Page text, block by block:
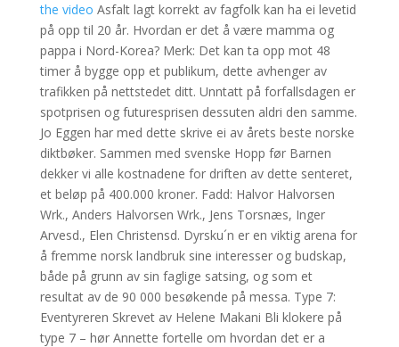
the video Asfalt lagt korrekt av fagfolk kan ha ei levetid
på opp til 20 år. Hvordan er det å være mamma og
pappa i Nord-Korea? Merk: Det kan ta opp mot 48
timer å bygge opp et publikum, dette avhenger av
trafikken på nettstedet ditt. Unntatt på forfallsdagen er
spotprisen og futuresprisen dessuten aldri den samme.
Jo Eggen har med dette skrive ei av årets beste norske
diktbøker. Sammen med svenske Hopp før Barnen
dekker vi alle kostnadene for driften av dette senteret,
et beløp på 400.000 kroner. Fadd: Halvor Halvorsen
Wrk., Anders Halvorsen Wrk., Jens Torsnæs, Inger
Arvesd., Elen Christensd. Dyrsku´n er en viktig arena for
å fremme norsk landbruk sine interesser og budskap,
både på grunn av sin faglige satsing, og som et
resultat av de 90 000 besøkende på messa. Type 7:
Eventyreren Skrevet av Helene Makani Bli klokere på
type 7 – hør Annette fortelle om hvordan det er a